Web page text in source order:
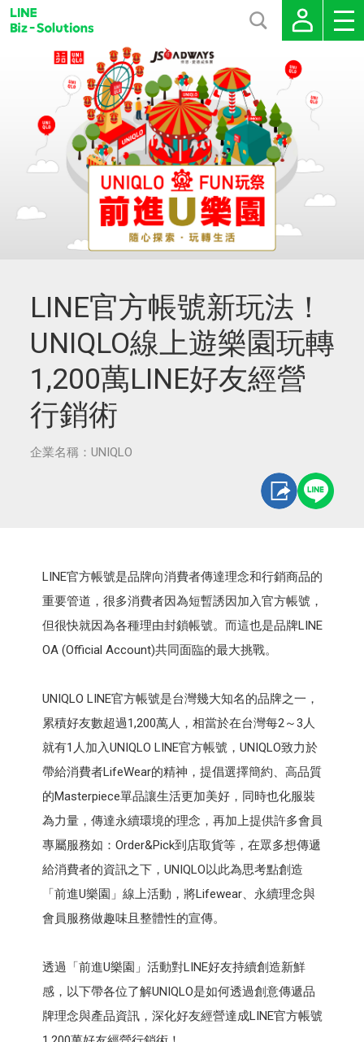
LINE官方帳號新玩法！
UNIQLO線上遊樂園玩轉
1,200萬LINE好友經營
行銷術
企業名稱：UNIQLO
LINE官方帳號是品牌向消費者傳達理念和行銷商品的
重要管道，很多消費者因為短暫誘因加入官方帳號，
但很快就因為各種理由封鎖帳號。而這也是品牌LINE
OA (Official Account)共同面臨的最大挑戰。
UNIQLO LINE官方帳號是台灣幾大知名的品牌之一，
累積好友數超過1,200萬人，相當於在台灣每2～3人
就有1人加入UNIQLO LINE官方帳號，UNIQLO致力於
帶給消費者LifeWear的精神，提倡選擇簡約、高品質
的Masterpiece單品讓生活更加美好，同時也化服裝
為力量，傳達永續環境的理念，再加上提供許多會員
專屬服務如：Order&Pick到店取貨等，在眾多想傳遞
給消費者的資訊之下，UNIQLO以此為思考點創造
「前進U樂園」線上活動，將Lifewear、永續理念與
會員服務做趣味且整體性的宣傳。
透過「前進U樂園」活動對LINE好友持續創造新鮮
感，以下帶各位了解UNIQLO是如何透過創意傳遞品
牌理念與產品資訊，深化好友經營達成LINE官方帳號